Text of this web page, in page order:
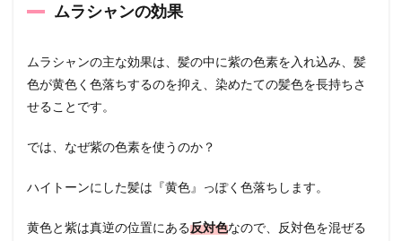
2.2
ーと
して
の効
果
価格
3
すす
ムラシャンの効果
ムラシャンの主な効果は、髪の中に紫の色素を入れ込み、髪
色が黄色く色落ちするのを抑え、染めたての髪色を長持ちさ
せることです。
では、なぜ紫の色素を使うのか？
ハイトーンにした髪は『黄色』っぽく色落ちします。
黄色と紫は真逆の位置にある反対色なので、反対色を混ぜる